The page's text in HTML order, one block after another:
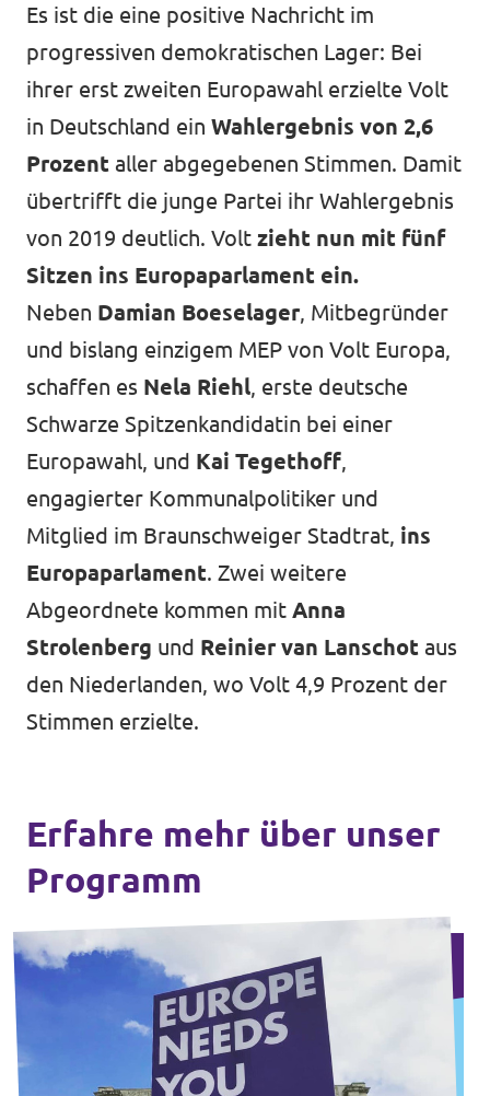
Es ist die eine positive Nachricht im
progressiven demokratischen Lager: Bei
ihrer erst zweiten Europawahl erzielte Volt
in Deutschland ein Wahlergebnis von 2,6
Prozent aller abgegebenen Stimmen. Damit
übertrifft die junge Partei ihr Wahlergebnis
von 2019 deutlich. Volt zieht nun mit fünf
Sitzen ins Europaparlament ein.
Neben Damian Boeselager, Mitbegründer
und bislang einzigem MEP von Volt Europa,
schaffen es Nela Riehl, erste deutsche
Schwarze Spitzenkandidatin bei einer
Europawahl, und Kai Tegethoff,
engagierter Kommunalpolitiker und
Mitglied im Braunschweiger Stadtrat, ins
Europaparlament. Zwei weitere
Abgeordnete kommen mit Anna
Strolenberg und Reinier van Lanschot aus
den Niederlanden, wo Volt 4,9 Prozent der
Stimmen erzielte.
Erfahre mehr über unser
Programm